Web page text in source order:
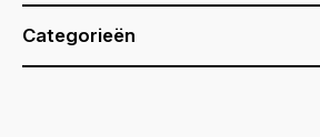
Categorieën